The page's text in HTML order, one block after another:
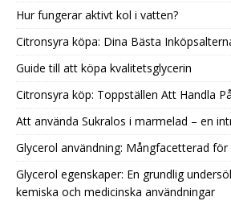
Hur fungerar aktivt kol i vatten?
Citronsyra köpa: Dina Bästa
Guide till att köpa kvalitetsglycerin
Citronsyra köp: Toppställen Att Handla På
Att använda Sukralos i marmelad – en
Glycerol användning: Mångfacetterad
Glycerol egenskaper: En grundlig
kemiska och medicinska användningar